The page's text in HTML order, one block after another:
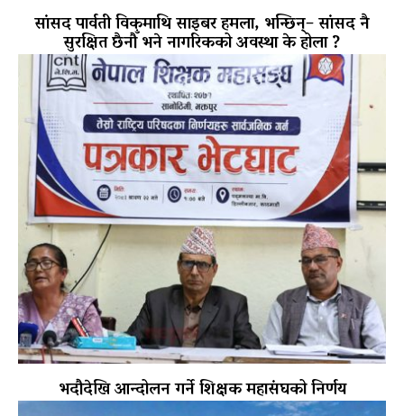
सांसद पार्वती विकमाथि साइबर हमला, भन्छिन्– सांसद नै
सुरक्षित छैनौँ भने नागरिकको अवस्था के होला ?
भदौदेखि आन्दोलन गर्ने शिक्षक महासंघको निर्णय